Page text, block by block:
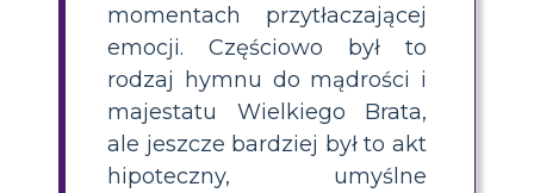
momentach przytłaczającej
emocji. Częściowo był to
rodzaj hymnu do mądrości i
majestatu Wielkiego Brata,
ale jeszcze bardziej był to akt
hipoteczny, umyślne